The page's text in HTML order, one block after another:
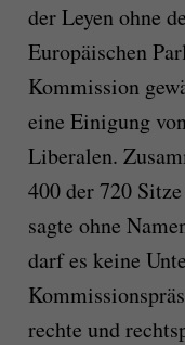
der Leyen ohne
Europäischen
Kommission
eine Einigung
Liberalen.
400 der 720
sagte ohne
darf es keine
rechte und